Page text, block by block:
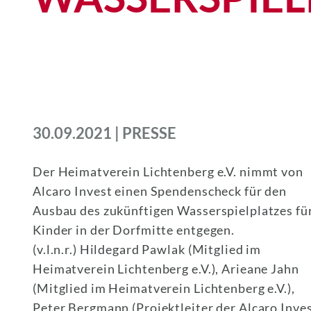
30.09.2021 | PRESSE
Der Heimatverein Lichtenberg e.V. nimmt von
Alcaro Invest einen Spendenscheck für den
Ausbau des zukünftigen Wasserspielplatzes
Kinder in der Dorfmitte entgegen.
(v.l.n.r.) Hildegard Pawlak (Mitglied im
Heimatverein Lichtenberg e.V.), Arieane Jahn
(Mitglied im Heimatverein Lichtenberg e.V.),
Peter Bergmann (Projektleiter der Alcaro